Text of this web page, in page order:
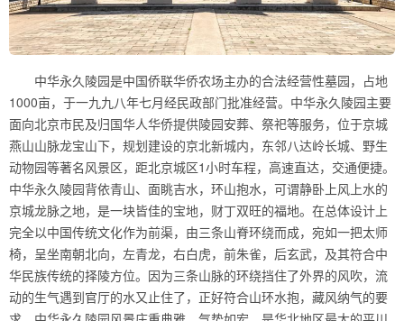
中华永久陵园是中国侨联华侨农场主办的合法经营性墓园，占地
1000亩，于一九九八年七月经民政部门批准经营。中华永久陵园主要
面向北京市民及归国华人华侨提供陵园安葬、祭祀等服务，位于京城
燕山山脉龙宝山下，规划建设的京北新城内，东邻八达岭长城、野生
动物园等著名风景区，距北京城区1小时车程，高速直达，交通便捷。
中华永久陵园背依青山、面眺吉水，环山抱水，可谓静卧上风上水的
京城龙脉之地，是一块皆佳的宝地，财丁双旺的福地。在总体设计上
完全以中国传统文化作为前渠，由三条山脊环绕而成，宛如一把太师
椅，呈坐南朝北向，左青龙，右白虎，前朱雀，后玄武，及其符合中
华民族传统的择陵方位。因为三条山脉的环绕挡住了外界的风吹，流
动的生气遇到官厅的水又止住了，正好符合山环水抱，藏风纳气的要